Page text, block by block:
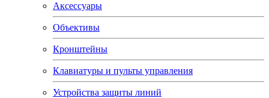
Аксессуары
Объективы
Кронштейны
Клавиатуры и пульты управления
Устройства защиты линий